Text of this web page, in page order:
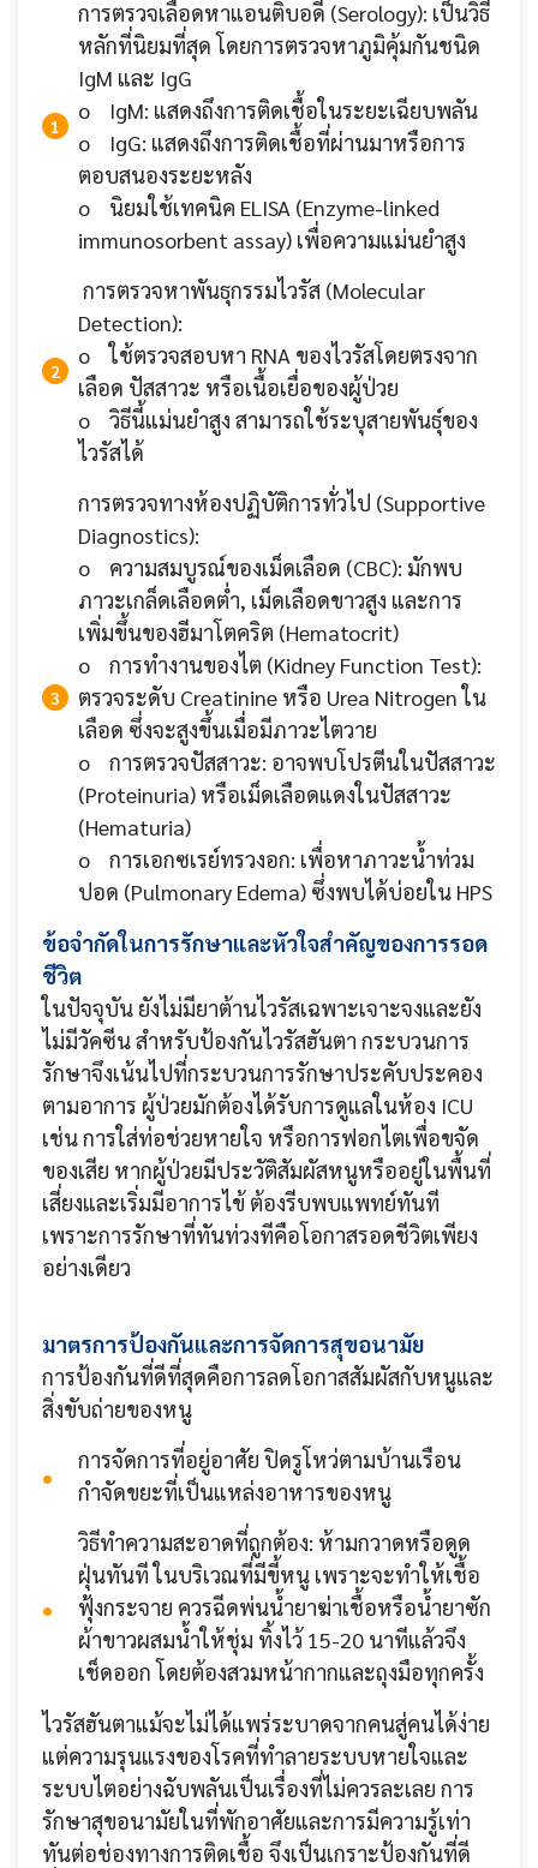
การตรวจเลือดหาแอนติบอดี (Serology): เป็นวิธี
หลักที่นิยมที่สุด โดยการตรวจหาภูมิคุ้มกันชนิด
IgM และ IgG
o IgM: แสดงถึงการติดเชื้อในระยะเฉียบพลัน
o IgG: แสดงถึงการติดเชื้อที่ผ่านมาหรือการ
ตอบสนองระยะหลัง
o นิยมใช้เทคนิค ELISA (Enzyme-linked
immunosorbent assay) เพื่อความแม่นยำสูง
การตรวจหาพันธุกรรมไวรัส (Molecular
Detection):
o ใช้ตรวจสอบหา RNA ของไวรัสโดยตรงจาก
เลือด ปัสสาวะ หรือเนื้อเยื่อของผู้ป่วย
o วิธีนี้แม่นยำสูง สามารถใช้ระบุสายพันธุ์ของ
ไวรัสได้
การตรวจทางห้องปฏิบัติการทั่วไป (Supportive
Diagnostics):
o ความสมบูรณ์ของเม็ดเลือด (CBC): มักพบ
ภาวะเกล็ดเลือดต่ำ, เม็ดเลือดขาวสูง และการ
เพิ่มขึ้นของฮีมาโตคริต (Hematocrit)
o การทำงานของไต (Kidney Function Test):
ตรวจระดับ Creatinine หรือ Urea Nitrogen ใน
เลือด ซึ่งจะสูงขึ้นเมื่อมีภาวะไตวาย
o การตรวจปัสสาวะ: อาจพบโปรตีนในปัสสาวะ
(Proteinuria) หรือเม็ดเลือดแดงในปัสสาวะ
(Hematuria)
o การเอกซเรย์ทรวงอก: เพื่อหาภาวะน้ำท่วม
ปอด (Pulmonary Edema) ซึ่งพบได้บ่อยใน HPS
ข้อจำกัดในการรักษาและหัวใจสำคัญของการรอด
ชีวิต
ในปัจจุบัน ยังไม่มียาต้านไวรัสเฉพาะเจาะจงและยัง
ไม่มีวัคซีน สำหรับป้องกันไวรัสฮันตา กระบวนการ
รักษาจึงเน้นไปที่กระบวนการรักษาประคับประคอง
ตามอาการ ผู้ป่วยมักต้องได้รับการดูแลในห้อง ICU
เช่น การใส่ท่อช่วยหายใจ หรือการฟอกไตเพื่อขจัด
ของเสีย หากผู้ป่วยมีประวัติสัมผัสหนูหรืออยู่ในพื้นที่
เสี่ยงและเริ่มมีอาการไข้ ต้องรีบพบแพทย์ทันที
เพราะการรักษาที่ทันท่วงทีคือโอกาสรอดชีวิตเพียง
อย่างเดียว
มาตรการป้องกันและการจัดการสุขอนามัย
การป้องกันที่ดีที่สุดคือการลดโอกาสสัมผัสกับหนูและ
สิ่งขับถ่ายของหนู
การจัดการที่อยู่อาศัย ปิดรูโหว่ตามบ้านเรือน
กำจัดขยะที่เป็นแหล่งอาหารของหนู
วิธีทำความสะอาดที่ถูกต้อง: ห้ามกวาดหรือดูด
ฝุ่นทันที ในบริเวณที่มีขี้หนู เพราะจะทำให้เชื้อ
ฟุ้งกระจาย ควรฉีดพ่นน้ำยาฆ่าเชื้อหรือน้ำยาซัก
ผ้าขาวผสมน้ำให้ชุ่ม ทิ้งไว้ 15-20 นาทีแล้วจึง
เช็ดออก โดยต้องสวมหน้ากากและถุงมือทุกครั้ง
ไวรัสฮันตาแม้จะไม่ได้แพร่ระบาดจากคนสู่คนได้ง่าย
แต่ความรุนแรงของโรคที่ทำลายระบบหายใจและ
ระบบไตอย่างฉับพลันเป็นเรื่องที่ไม่ควรละเลย การ
รักษาสุขอนามัยในที่พักอาศัยและการมีความรู้เท่า
ทันต่อช่องทางการติดเชื้อ จึงเป็นเกราะป้องกันที่ดี